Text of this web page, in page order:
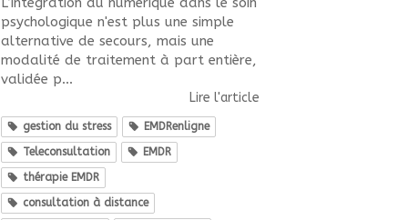
psychologique n'est plus une simple
alternative de secours, mais une
modalité de traitement à part entière,
validée p...
Lire l'article
gestion du stress
EMDRenligne
Teleconsultation
EMDR
thérapie EMDR
consultation à distance